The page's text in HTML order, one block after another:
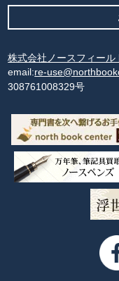
株式会社ノースフィール
email:re-
308761008329号